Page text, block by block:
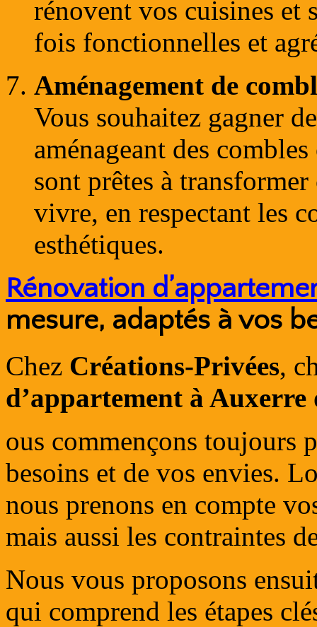
rénovent vos cuisines et
fois fonctionnelles et
Aménagement de
Vous souhaitez gagner
aménageant des
sont prêtes à transformer
vivre, en respectant les
esthétiques.
Rénovation
mesure, adaptés à vos
Chez Créations-Privées,
d’appartement à Auxerre
ous commençons toujours
besoins et de vos envies.
nous prenons en compte
mais aussi les contraintes
Nous vous proposons
qui comprend les étapes